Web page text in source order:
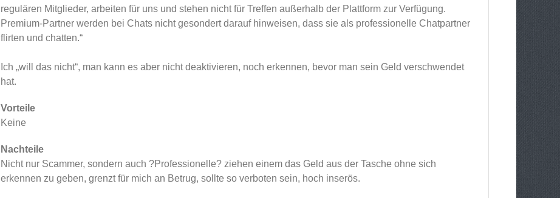
regulären Mitglieder, arbeiten für uns und stehen nicht für Treffen außerhalb der Plattform zur Verfügung.
Premium-Partner werden bei Chats nicht gesondert darauf hinweisen, dass sie als professionelle Chatpartner
flirten und chatten.“
Ich „will das nicht“, man kann es aber nicht deaktivieren, noch erkennen, bevor man sein Geld verschwendet
hat.
Vorteile
Keine
Nachteile
Nicht nur Scammer, sondern auch ?Professionelle? ziehen einem das Geld aus der Tasche ohne sich
erkennen zu geben, grenzt für mich an Betrug, sollte so verboten sein, hoch inserös.